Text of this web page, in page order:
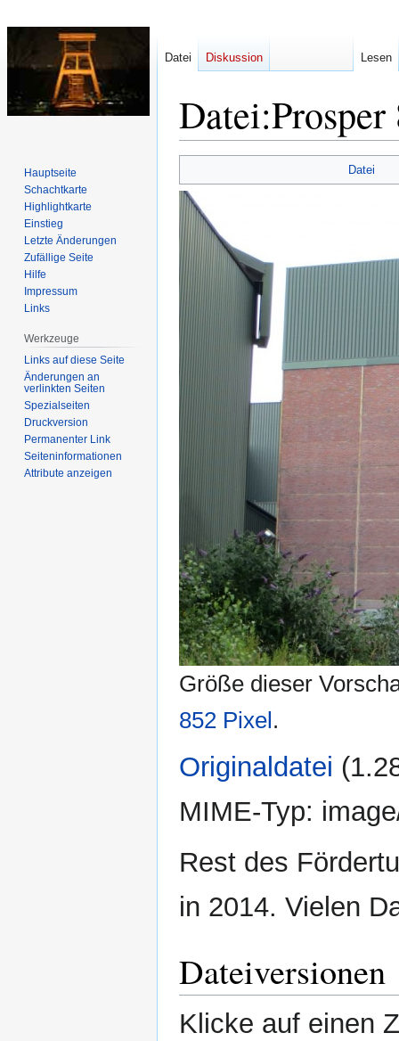
Datei:
Navigation
springen
Suche
springen
Datei
Größe dieser
852 Pixel.
Originaldatei
MIME-Typ:
Rest des
in 2014. Vielen
Dateiversionen
Klicke auf einen
Datei Diskussion Lesen
Hauptseite
Schachtkarte
Highlightkarte
Einstieg
Letzte Änderungen
Zufällige Seite
Hilfe
Impressum
Links
Werkzeuge
Links auf diese Seite
Änderungen an
verlinkten Seiten
Spezialseiten
Druckversion
Permanenter Link
Seiten­­informationen
Attribute anzeigen